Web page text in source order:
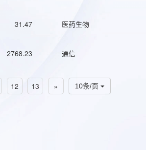
31.47 医药生物
2768.23 通信
10条/页
12 13 »